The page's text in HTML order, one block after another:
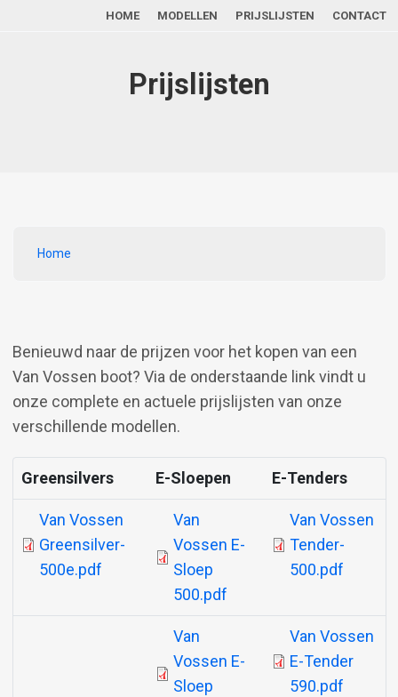
Overslaan en naar de inhoud gaan
Main navigation
HOME MODELLEN PRIJSLIJSTEN CONTACT
Prijslijsten
Kruimelpad
Home
Benieuwd naar de prijzen voor het kopen van een
Van Vossen boot? Via de onderstaande link vindt u
onze complete en actuele prijslijsten van onze
verschillende modellen.
Greensilvers E-Sloepen E-Tenders
Document
Van Vossen
Greensilver-
500e.pdf
Document
Van
Vossen E-
Sloep
500.pdf
Document
Van Vossen
Tender-
500.pdf
Document
Van
Vossen E-
Sloep
Document
Van Vossen
E-Tender
590.pdf